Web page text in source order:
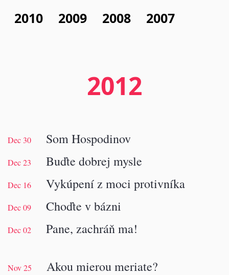
2010
2009 2008 2007
2012
Dec 30 Som Hospodinov
Dec 23 Buďte dobrej mysle
Dec 16 Vykúpení z moci protivníka
Dec 09 Choďte v bázni
Dec 02 Pane, zachráň ma!
Nov 25 Akou mierou meriate?